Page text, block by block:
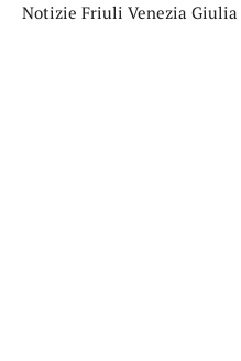
Notizie Friuli Venezia Giulia